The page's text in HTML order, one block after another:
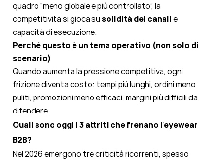
quadro “meno globale e più controllato”, la
competitività si gioca susolidità dei canalie
capacità di esecuzione.
Perché questo è un tema operativo (non solo di
scenario)
Quando aumenta la pressione competitiva, ogni
frizione diventa costo: tempi più lunghi, ordini meno
puliti, promozioni meno efficaci, margini più difficili da
difendere.
Quali sono oggi i 3 attriti che frenano l’eyewear
B2B?
Nel 2026 emergono tre criticità ricorrenti, spesso